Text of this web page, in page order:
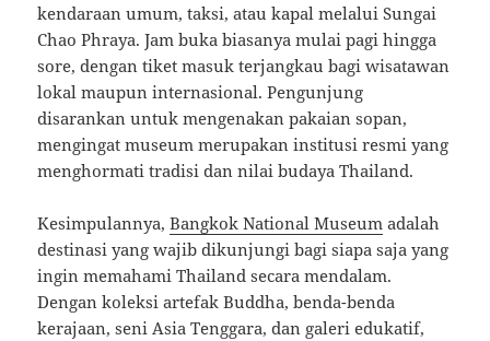
kendaraan umum, taksi, atau kapal melalui Sungai
Chao Phraya. Jam buka biasanya mulai pagi hingga
sore, dengan tiket masuk terjangkau bagi wisatawan
lokal maupun internasional. Pengunjung
disarankan untuk mengenakan pakaian sopan,
mengingat museum merupakan institusi resmi yang
menghormati tradisi dan nilai budaya Thailand.
Kesimpulannya,Bangkok National Museum adalah
destinasi yang wajib dikunjungi bagi siapa saja yang
ingin memahami Thailand secara mendalam.
Dengan koleksi artefak Buddha, benda-benda
kerajaan, seni Asia Tenggara, dan galeri edukatif,